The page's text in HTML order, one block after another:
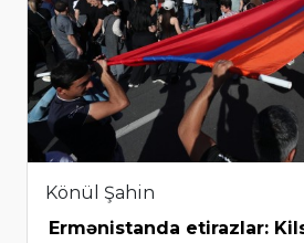
Könül Şahin
Ermənistanda etirazlar: